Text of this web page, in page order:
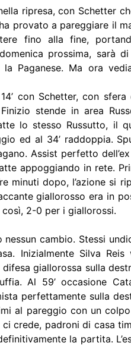
ripresa, con Schetter
provato a pareggiare il
fino alla fine,
prossima, sarà
Paganese. Ma ora
con Schetter, con
stende in area
lo stesso Russutto, il
ed al 34’ raddoppia.
Assist perfetto
appoggiando in rete.
minuti dopo, l’azione si
giallorosso era in
2-0 per i giallorossi.
cambio. Stessi
Inizialmente Silva Reis
giallorossa sulla
Al 59’ occasione
perfettamente sulla
al pareggio con un
crede, padroni di casa
la partita.